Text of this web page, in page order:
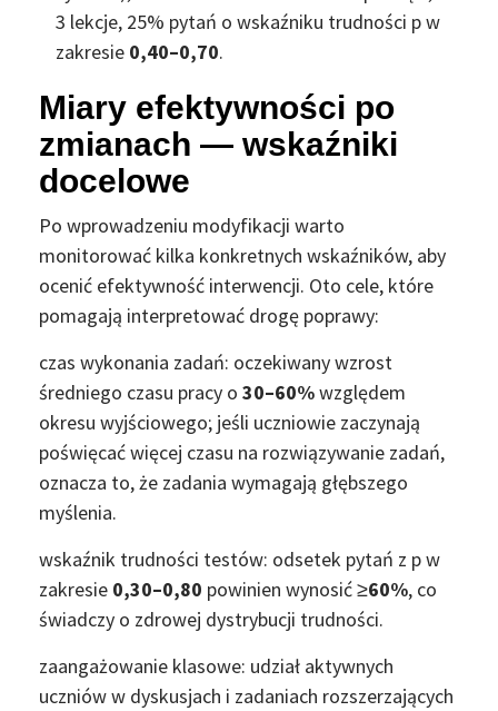
3 lekcje, 25% pytań o wskaźniku trudności p w
zakresie 0,40–0,70.
Miary efektywności po
zmianach — wskaźniki
docelowe
Po wprowadzeniu modyfikacji warto
monitorować kilka konkretnych wskaźników, aby
ocenić efektywność interwencji. Oto cele, które
pomagają interpretować drogę poprawy:
czas wykonania zadań: oczekiwany wzrost
średniego czasu pracy o 30–60%względem
okresu wyjściowego; jeśli uczniowie zaczynają
poświęcać więcej czasu na rozwiązywanie zadań,
oznacza to, że zadania wymagają głębszego
myślenia.
wskaźnik trudności testów: odsetek pytań z p w
zakresie 0,30–0,80 powinien wynosić ≥60%, co
świadczy o zdrowej dystrybucji trudności.
zaangażowanie klasowe: udział aktywnych
uczniów w dyskusjach i zadaniach rozszerzających